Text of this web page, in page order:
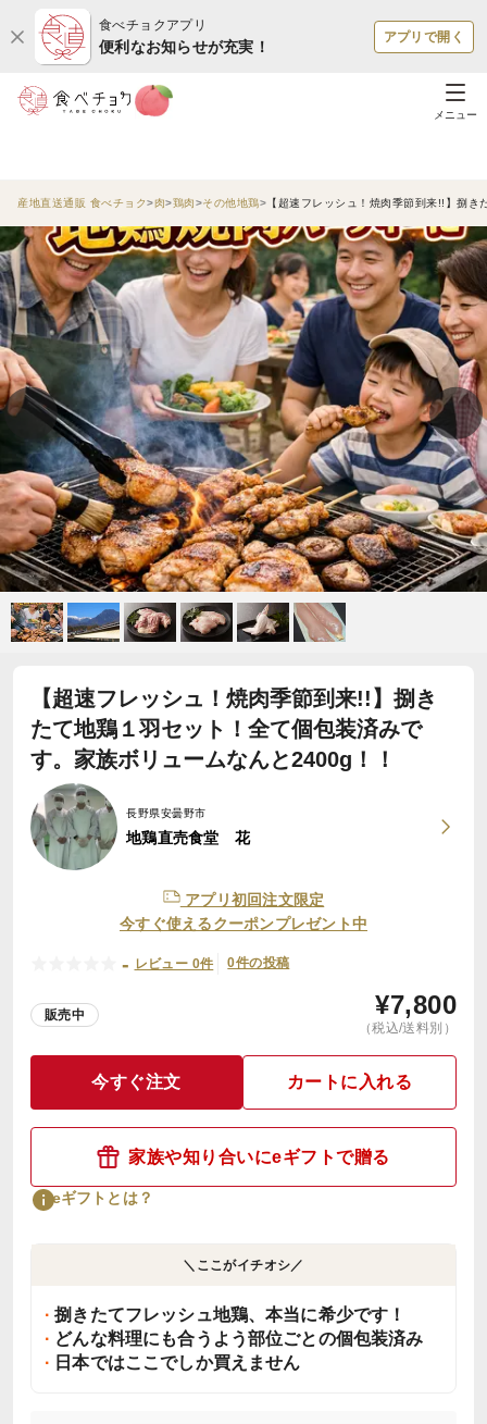
食べチョクアプリ
便利なお知らせが充実！
アプリで開く
メニュー
産地直送通販 食べチョク 肉 鶏肉 その他地鶏 【超速フレッシュ！焼肉季節到来!!】捌
【超速フレッシュ！焼肉季節到来!!】捌き
たて地鶏１羽セット！全て個包装済みで
す。家族ボリュームなんと2400g！！
長野県安曇野市
地鶏直売食堂 花
アプリ初回注文限定
今すぐ使えるクーポンプレゼント中
- レビュー 0件 0件の投稿
販売中 ¥7,800
（税込/送料別）
今すぐ注文 カートに入れる
家族や知り合いにeギフトで贈る
eギフトとは？
＼ここがイチオシ／
捌きたてフレッシュ地鶏、本当に希少です！
どんな料理にも合うよう部位ごとの個包装済み
日本ではここでしか買えません